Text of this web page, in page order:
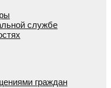
службе
граждан